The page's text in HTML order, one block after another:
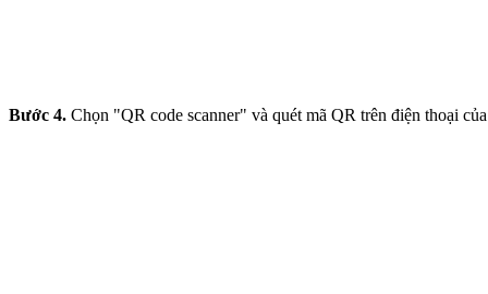
Bước 4. Chọn "QR code scanner" và quét mã QR trên điện thoại